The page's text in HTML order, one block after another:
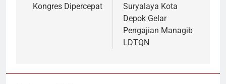
Kongres Dipercepat
Suryalaya Kota
Depok Gelar
Pengajian Managib
LDTQN